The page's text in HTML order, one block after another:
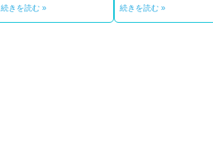
続きを読む » 続きを読む »